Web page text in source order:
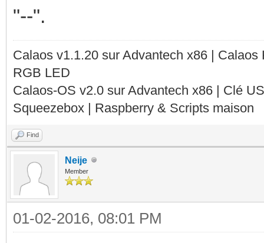
"--".
Calaos v1.1.20 sur Advantech x86 |
RGB LED
Calaos-OS v2.0 sur Advantech x86 | Clé
Squeezebox | Raspberry & Scripts maison
Find
Neije
Member
01-02-2016, 08:01 PM